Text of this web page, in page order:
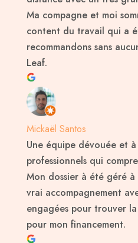
Ma compagne et moi
content du travail qui a
recommandons sans
Leaf.
Mickaël Santos
Une équipe dévouée et
professionnels qui
Mon dossier à été géré
vrai accompagnement
engagées pour trouver
pour mon financement.